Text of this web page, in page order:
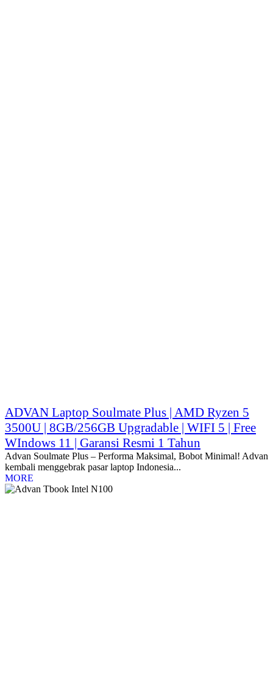
ADVAN Laptop Soulmate Plus | AMD Ryzen 5
3500U | 8GB/256GB Upgradable | WIFI 5 | Free
WIndows 11 | Garansi Resmi 1 Tahun
Advan Soulmate Plus – Performa Maksimal, Bobot Minimal! Advan
kembali menggebrak pasar laptop Indonesia...
MORE